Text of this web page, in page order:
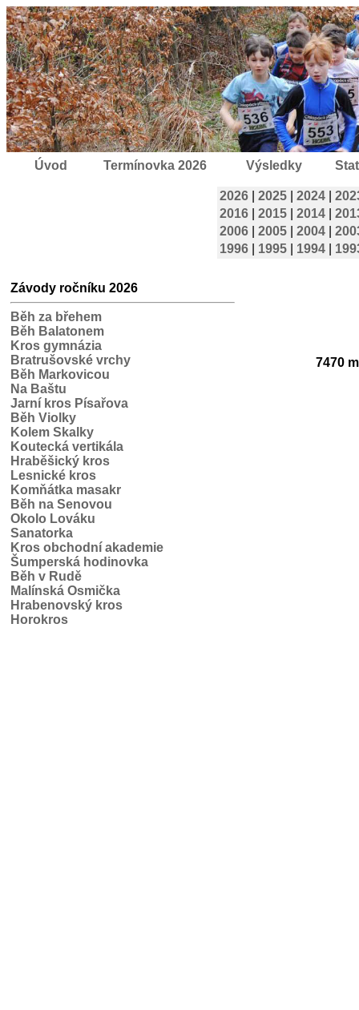
Úvod Termínovka 2026 Výsledky
2026 2025 2024
2016
2015 2014
2006
2005 2004
1996
1995 1994
Závody ročníku 2026
Běh za břehem
Běh Balatonem
Kros gymnázia
Bratrušovské vrchy
Běh Markovicou
Na Baštu
Jarní kros Písařova
Běh Violky
Kolem Skalky
Koutecká vertikála
Hraběšický kros
Lesnické kros
Komňátka masakr
Běh na Senovou
Okolo Lováku
Sanatorka
Kros obchodní akademie
Šumperská hodinovka
Běh v Rudě
Malínská Osmička
Hrabenovský kros
Horokros
7470